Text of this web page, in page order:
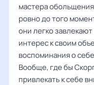
мастера
ровно до того
они легко
интерес к своим
воспоминания о
Вообще, где бы
привлекать к себе